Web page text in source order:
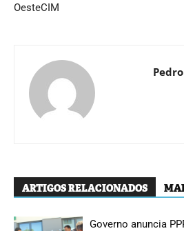
OesteCIM
ARTIGOS RELACIONADOS
Governo anuncia